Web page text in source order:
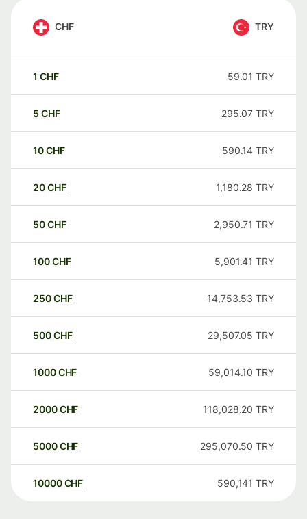
CHF TRY
1 CHF 59.01 TRY
5 CHF 295.07 TRY
10CHF 590.14 TRY
20CHF 1,180.28 TRY
50CHF 2,950.71 TRY
100CHF 5,901.41 TRY
250CHF 14,753.53 TRY
500CHF 29,507.05 TRY
1000CHF 59,014.10 TRY
2000CHF 118,028.20 TRY
5000CHF 295,070.50 TRY
10000 CHF 590,141 TRY